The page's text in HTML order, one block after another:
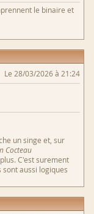
le binaire et
Le 28/03/2026 à 21:24
un singe et, sur
Cocteau
C'est surement
aussi logiques